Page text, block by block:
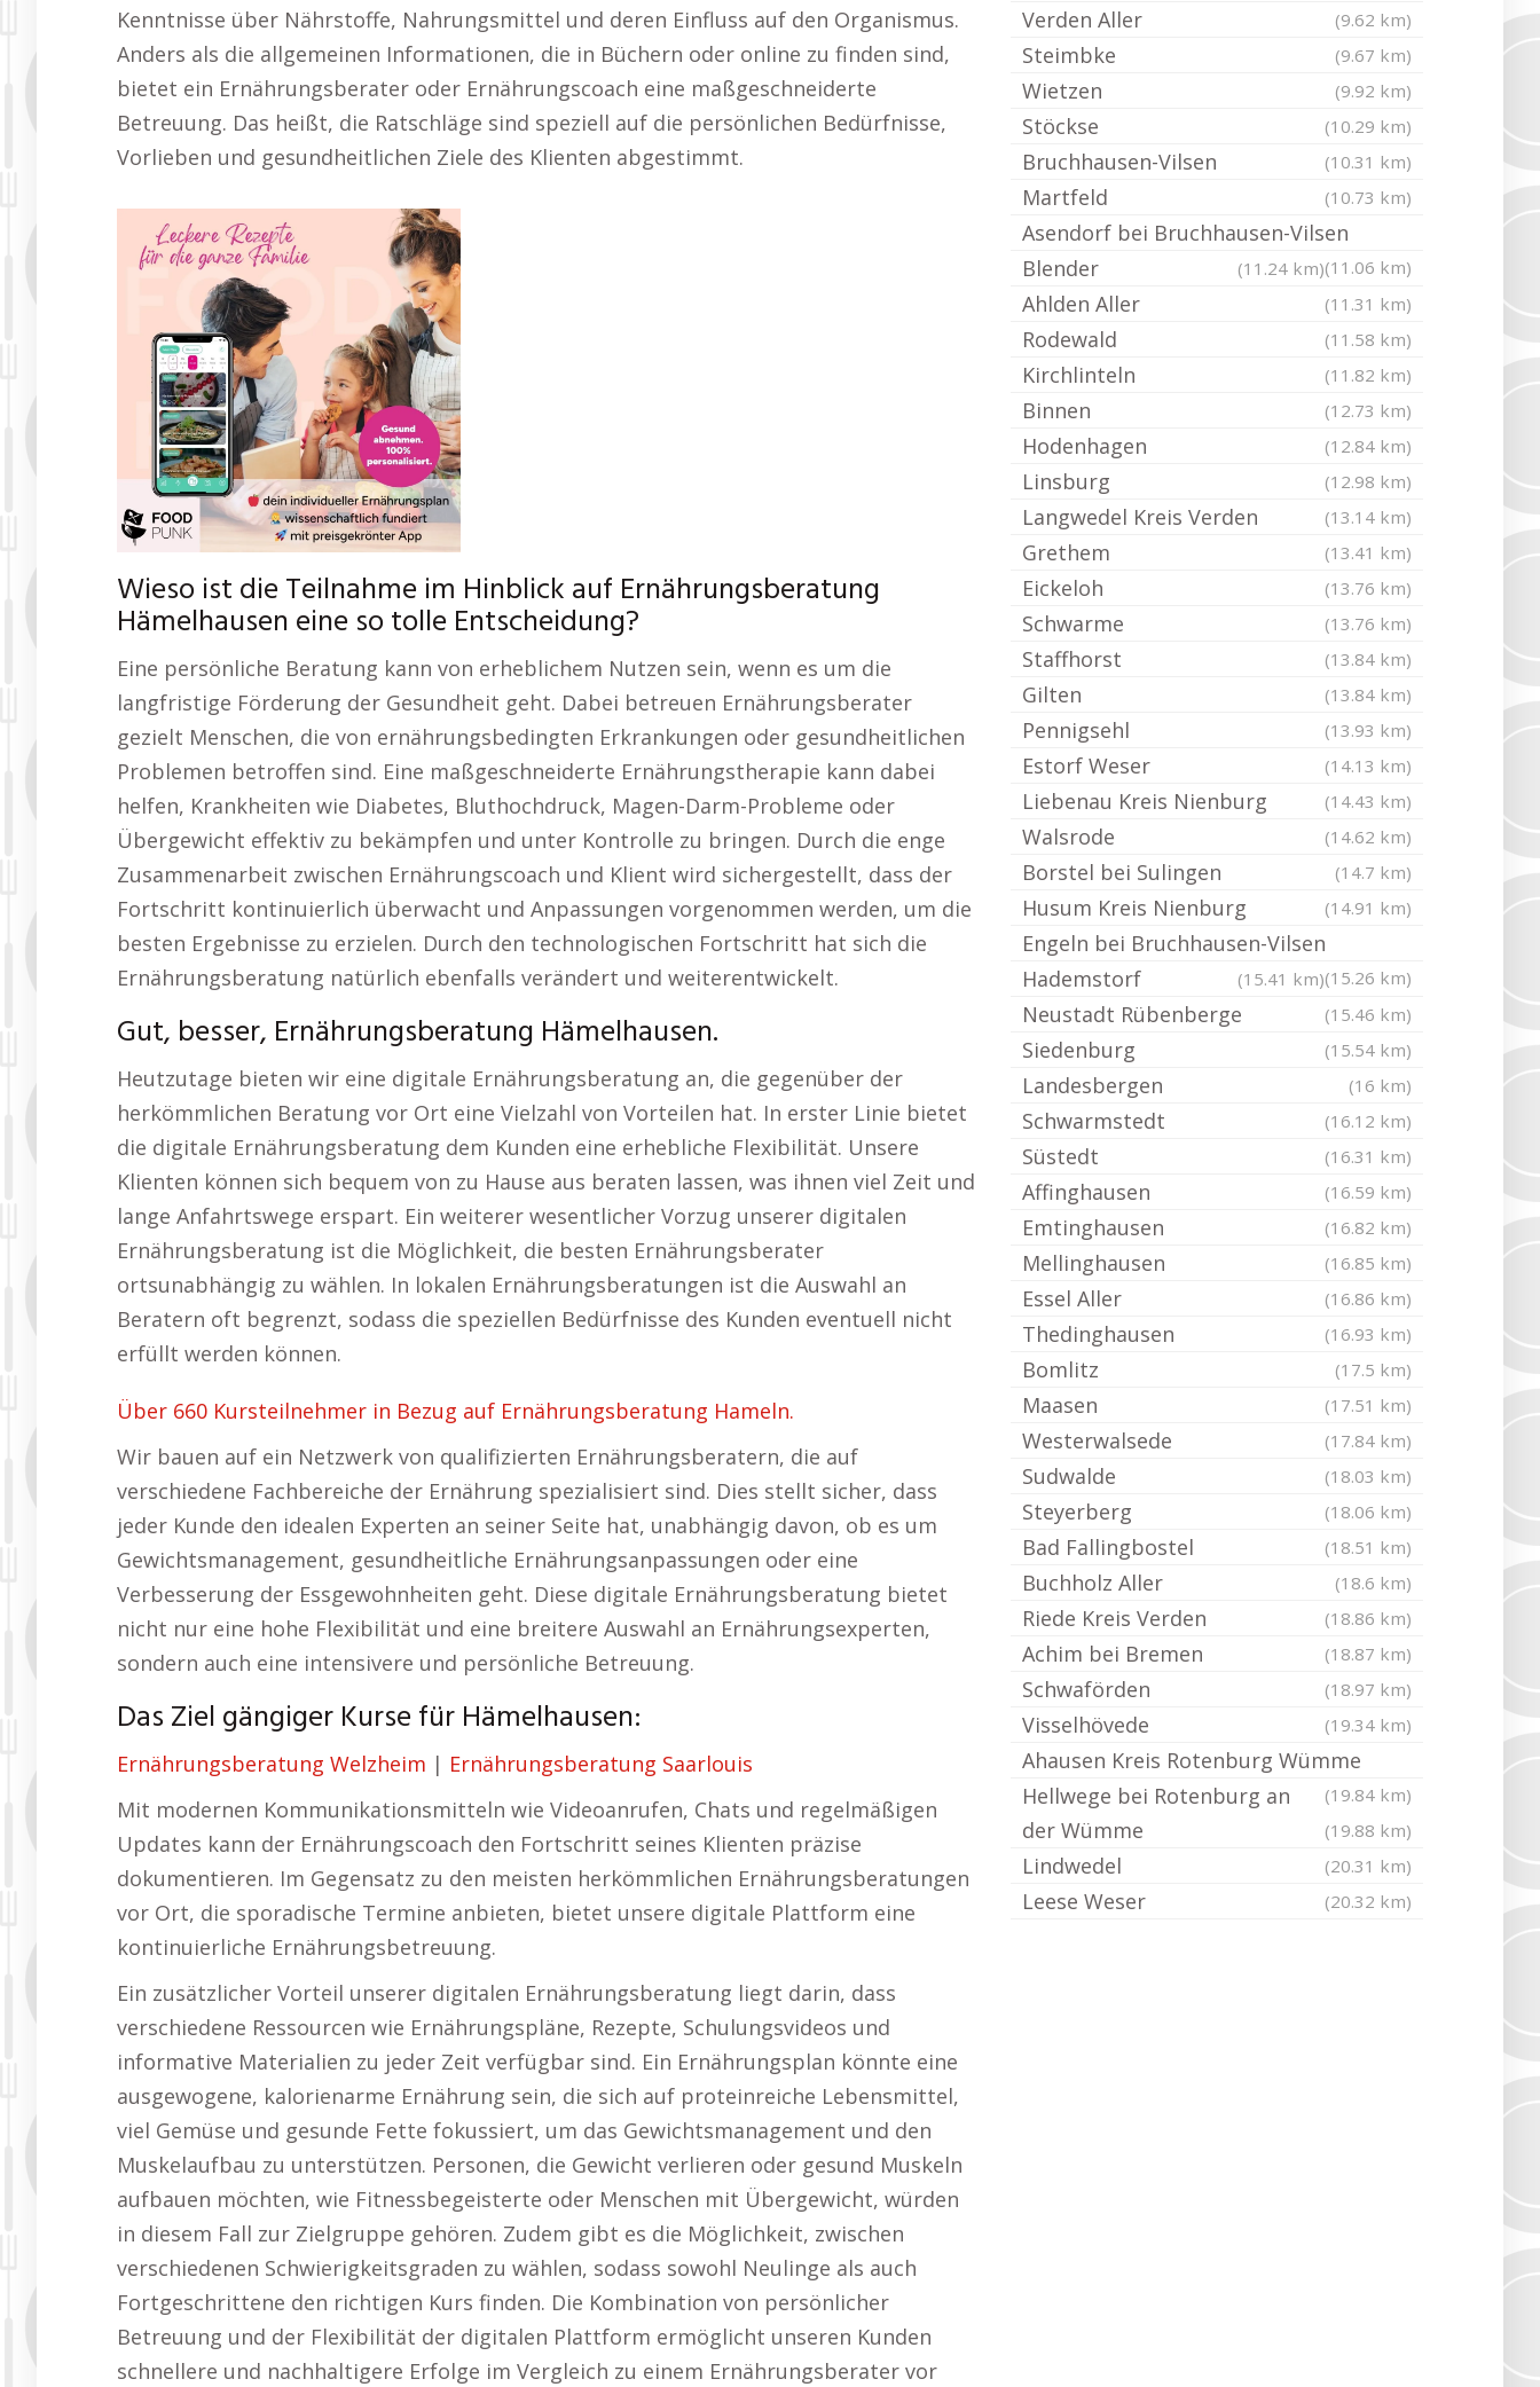
Kenntnisse über Nährstoffe, Nahrungsmittel und deren Einfluss auf den Organismus.
Anders als die allgemeinen Informationen, die in Büchern oder online zu finden sind,
bietet ein Ernährungsberater oder Ernährungscoach eine maßgeschneiderte
Betreuung. Das heißt, die Ratschläge sind speziell auf die persönlichen Bedürfnisse,
Vorlieben und gesundheitlichen Ziele des Klienten abgestimmt.
Wieso ist die Teilnahme im Hinblick auf Ernährungsberatung
Hämelhausen eine so tolle Entscheidung?
Eine persönliche Beratung kann von erheblichem Nutzen sein, wenn es um die
langfristige Förderung der Gesundheit geht. Dabei betreuen Ernährungsberater
gezielt Menschen, die von ernährungsbedingten Erkrankungen oder gesundheitlichen
Problemen betroffen sind. Eine maßgeschneiderte Ernährungstherapie kann dabei
helfen, Krankheiten wie Diabetes, Bluthochdruck, Magen-Darm-Probleme oder
Übergewicht effektiv zu bekämpfen und unter Kontrolle zu bringen. Durch die enge
Zusammenarbeit zwischen Ernährungscoach und Klient wird sichergestellt, dass der
Fortschritt kontinuierlich überwacht und Anpassungen vorgenommen werden, um die
besten Ergebnisse zu erzielen. Durch den technologischen Fortschritt hat sich die
Ernährungsberatung natürlich ebenfalls verändert und weiterentwickelt.
Gut, besser, Ernährungsberatung Hämelhausen.
Heutzutage bieten wir eine digitale Ernährungsberatung an, die gegenüber der
herkömmlichen Beratung vor Ort eine Vielzahl von Vorteilen hat. In erster Linie bietet
die digitale Ernährungsberatung dem Kunden eine erhebliche Flexibilität. Unsere
Klienten können sich bequem von zu Hause aus beraten lassen, was ihnen viel Zeit und
lange Anfahrtswege erspart. Ein weiterer wesentlicher Vorzug unserer digitalen
Ernährungsberatung ist die Möglichkeit, die besten Ernährungsberater
ortsunabhängig zu wählen. In lokalen Ernährungsberatungen ist die Auswahl an
Beratern oft begrenzt, sodass die speziellen Bedürfnisse des Kunden eventuell nicht
erfüllt werden können.
Über 660 Kursteilnehmer in Bezug auf Ernährungsberatung Hameln.
Wir bauen auf ein Netzwerk von qualifizierten Ernährungsberatern, die auf
verschiedene Fachbereiche der Ernährung spezialisiert sind. Dies stellt sicher, dass
jeder Kunde den idealen Experten an seiner Seite hat, unabhängig davon, ob es um
Gewichtsmanagement, gesundheitliche Ernährungsanpassungen oder eine
Verbesserung der Essgewohnheiten geht. Diese digitale Ernährungsberatung bietet
nicht nur eine hohe Flexibilität und eine breitere Auswahl an Ernährungsexperten,
sondern auch eine intensivere und persönliche Betreuung.
Das Ziel gängiger Kurse für Hämelhausen:
Ernährungsberatung Welzheim | Ernährungsberatung Saarlouis
Mit modernen Kommunikationsmitteln wie Videoanrufen, Chats und regelmäßigen
Updates kann der Ernährungscoach den Fortschritt seines Klienten präzise
dokumentieren. Im Gegensatz zu den meisten herkömmlichen Ernährungsberatungen
vor Ort, die sporadische Termine anbieten, bietet unsere digitale Plattform eine
kontinuierliche Ernährungsbetreuung.
Ein zusätzlicher Vorteil unserer digitalen Ernährungsberatung liegt darin, dass
verschiedene Ressourcen wie Ernährungspläne, Rezepte, Schulungsvideos und
informative Materialien zu jeder Zeit verfügbar sind. Ein Ernährungsplan könnte eine
ausgewogene, kalorienarme Ernährung sein, die sich auf proteinreiche Lebensmittel,
viel Gemüse und gesunde Fette fokussiert, um das Gewichtsmanagement und den
Muskelaufbau zu unterstützen. Personen, die Gewicht verlieren oder gesund Muskeln
aufbauen möchten, wie Fitnessbegeisterte oder Menschen mit Übergewicht, würden
in diesem Fall zur Zielgruppe gehören. Zudem gibt es die Möglichkeit, zwischen
verschiedenen Schwierigkeitsgraden zu wählen, sodass sowohl Neulinge als auch
Fortgeschrittene den richtigen Kurs finden. Die Kombination von persönlicher
Betreuung und der Flexibilität der digitalen Plattform ermöglicht unseren Kunden
schnellere und nachhaltigere Erfolge im Vergleich zu einem Ernährungsberater vor
Verden Aller (9.62 km)
Steimbke (9.67 km)
Wietzen (9.92 km)
Stöckse (10.29 km)
Bruchhausen-Vilsen (10.31 km)
Martfeld (10.73 km)
Asendorf bei Bruchhausen-Vilsen
(11.06 km)
Blender (11.24 km)
Ahlden Aller (11.31 km)
Rodewald (11.58 km)
Kirchlinteln (11.82 km)
Binnen (12.73 km)
Hodenhagen (12.84 km)
Linsburg (12.98 km)
Langwedel Kreis Verden (13.14 km)
Grethem (13.41 km)
Eickeloh (13.76 km)
Schwarme (13.76 km)
Staffhorst (13.84 km)
Gilten (13.84 km)
Pennigsehl (13.93 km)
Estorf Weser (14.13 km)
Liebenau Kreis Nienburg (14.43 km)
Walsrode (14.62 km)
Borstel bei Sulingen (14.7 km)
Husum Kreis Nienburg (14.91 km)
Engeln bei Bruchhausen-Vilsen
(15.26 km)
Hademstorf (15.41 km)
Neustadt Rübenberge (15.46 km)
Siedenburg (15.54 km)
Landesbergen (16 km)
Schwarmstedt (16.12 km)
Süstedt (16.31 km)
Affinghausen (16.59 km)
Emtinghausen (16.82 km)
Mellinghausen (16.85 km)
Essel Aller (16.86 km)
Thedinghausen (16.93 km)
Bomlitz (17.5 km)
Maasen (17.51 km)
Westerwalsede (17.84 km)
Sudwalde (18.03 km)
Steyerberg (18.06 km)
Bad Fallingbostel (18.51 km)
Buchholz Aller (18.6 km)
Riede Kreis Verden (18.86 km)
Achim bei Bremen (18.87 km)
Schwaförden (18.97 km)
Visselhövede (19.34 km)
Ahausen Kreis Rotenburg Wümme
(19.84 km)
Hellwege bei Rotenburg an
der Wümme
(19.88 km)
Lindwedel (20.31 km)
Leese Weser (20.32 km)